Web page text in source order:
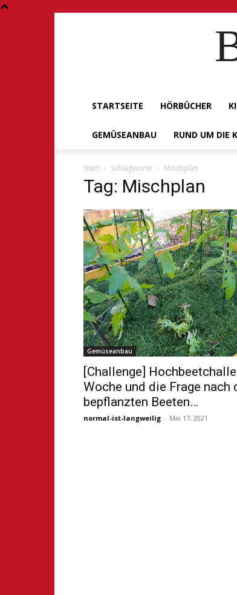
STARTSEITE HÖRBÜCHER
GEMÜSEANBAU RUND UM DIE
Start Schlagworte Mischplan
Tag: Mischplan
Gemüseanbau
[Challenge]
Woche und die Frage nach
bepflanzten Beeten…
normal-ist-langweilig - Mai 17, 2021